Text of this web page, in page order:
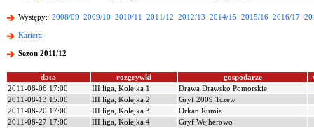
Występy: 2008/09 2009/10 2010/11 2011/12 2012/13 2014/15 2015/16 2016/17
Kariera
Sezon 2011/12
data rozgrywki gospodarze
2011-08-06 17:00
III liga, Kolejka 1
Drawa Drawsko Pomorskie
2011-08-13 15:00
III liga, Kolejka 2
Gryf 2009 Tczew
2011-08-20 17:00
III liga, Kolejka 3
Orkan Rumia
2011-08-27 17:00
III liga, Kolejka 4
Gryf Wejherowo